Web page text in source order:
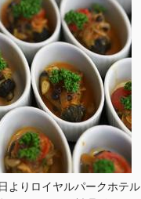
よりロイヤルパークホテル